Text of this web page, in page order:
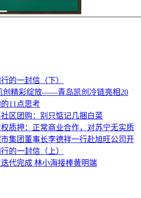
的一封信（下）
创精彩绽放——青岛凯创冷链亮相20
11点思考
区团购：别只惦记几捆白菜
质押：正常商业合作，对苏宁无实质
集团董事长李德祥一行赴旭旺公司开
的一封信（上）
代完成 林小海接棒黄明端